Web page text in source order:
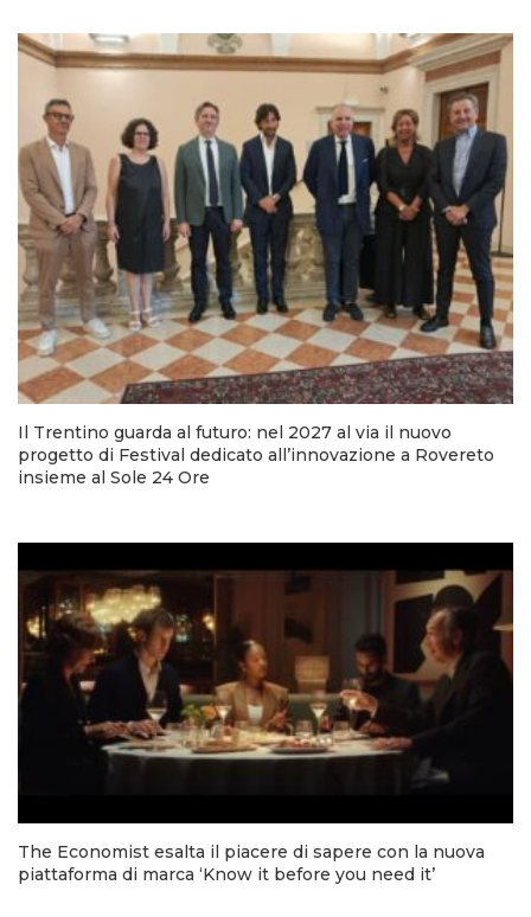
Il Trentino guarda al futuro: nel 2027 al via il nuovo
progetto di Festival dedicato all’innovazione a Rovereto
insieme al Sole 24 Ore
The Economist esalta il piacere di sapere con la nuova
piattaforma di marca ‘Know it before you need it’